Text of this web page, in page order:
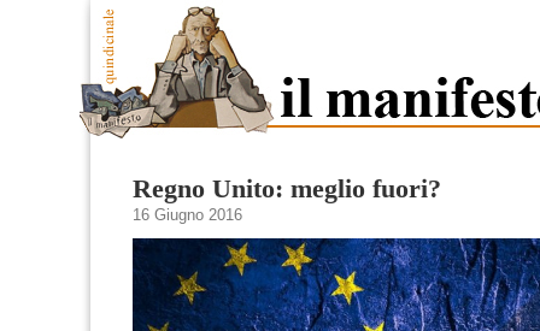
Regno Unito: meglio fuori?
16 Giugno 2016